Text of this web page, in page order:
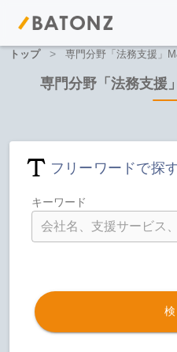
売りたい方へ
買いたい方へ
M&A専門家の方へ
トップ > 専門分野「法務支援」
専門分野「法務支援
フリーワードで探
キーワード